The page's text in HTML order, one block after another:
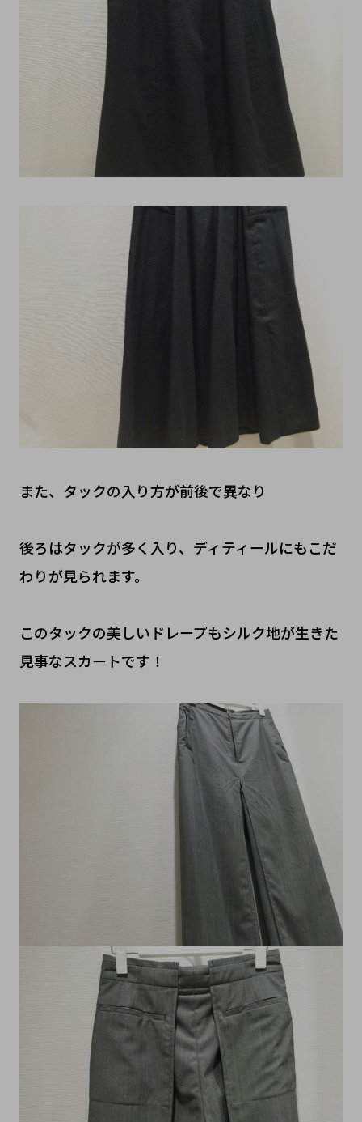
また、タックの入り方が前後で異なり
後ろはタックが多く入り、ディティールにもこだ
わりが見られます。
このタックの美しいドレープもシルク地が生きた
見事なスカートです！